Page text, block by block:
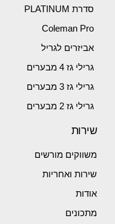
סדרת PLATINUM
Coleman Pro
אביזרים לגריל
גרילי גז 4 מבערים
גרילי גז 3 מבערים
גרילי גז 2 מבערים
שירות
משווקים מורשים
שירות ואחריות
אודות
מתכונים